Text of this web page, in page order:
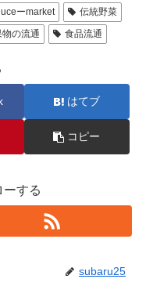
ーmarket
伝統野菜
物の流通 食品流通
はてブ
コピー
する
subaru25